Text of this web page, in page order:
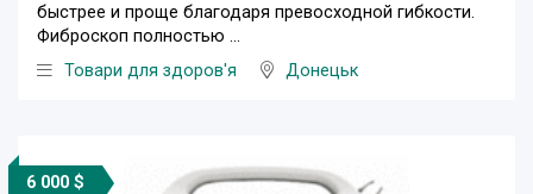
быстрее и проще благодаря превосходной гибкости.
Фиброскоп полностью ...
Товари для здоров'я
Донецьк
6 000 $